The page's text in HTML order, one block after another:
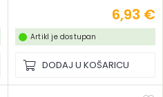
6,93 €
Artikl je dostupan
DODAJ U KOŠARICU